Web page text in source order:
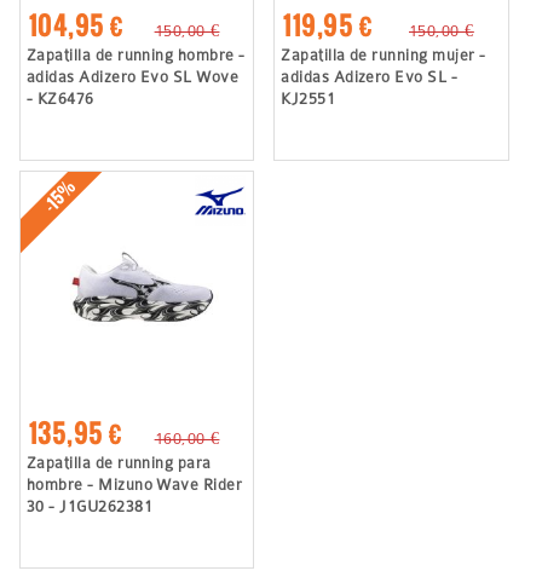
104,95 €
150,00 €
Zapatilla de running hombre -
adidas Adizero Evo SL Wove
- KZ6476
119,95 €
150,00 €
Zapatilla de running mujer -
adidas Adizero Evo SL -
KJ2551
-15%
135,95 €
160,00 €
Zapatilla de running para
hombre - Mizuno Wave Rider
30 - J1GU262381